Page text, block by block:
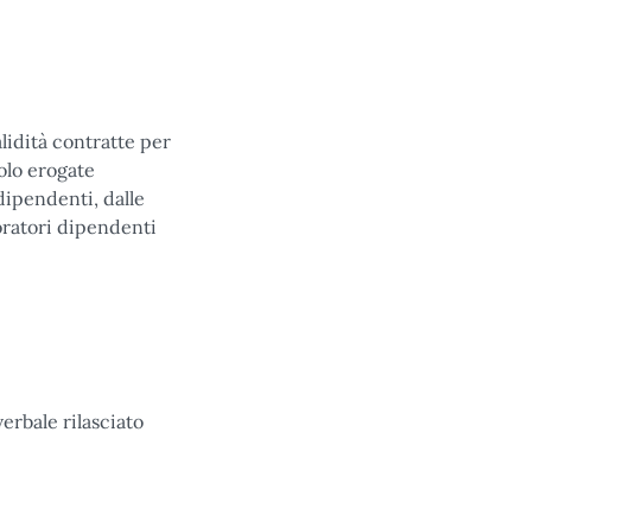
contratte per
erogate
dalle
dipendenti
rilasciato